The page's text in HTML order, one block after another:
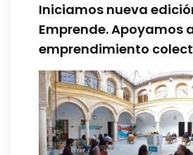
Iniciamos nueva
Emprende. Apoyamos
emprendimiento